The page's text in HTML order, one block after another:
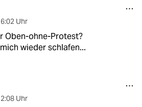
Uhr
Oben-ohne-Protest?
wieder schlafen...
Uhr